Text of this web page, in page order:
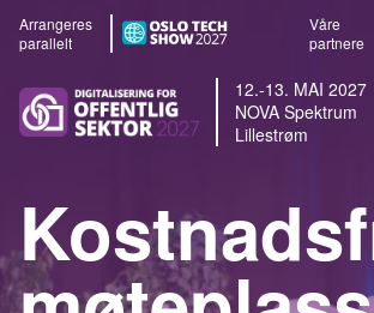
Arrangeres
parallelt
Våre
partnere
12.-13. MAI 2027
NOVA Spektrum
Lillestrøm